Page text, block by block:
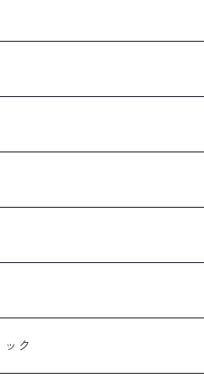
クリルガッシュ等
額装
ファブリックボード
ク